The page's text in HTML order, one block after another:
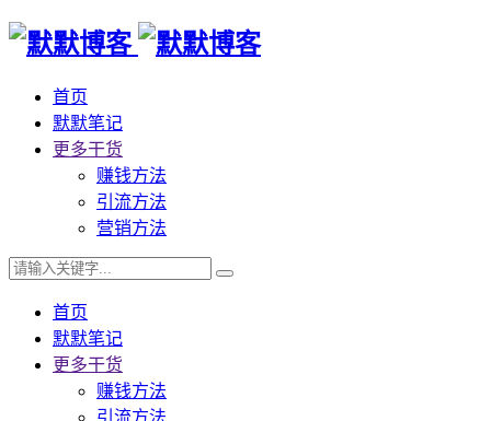
首页
默默笔记
更多干货
赚钱方法
引流方法
营销方法
首页
默默笔记
更多干货
赚钱方法
引流方法